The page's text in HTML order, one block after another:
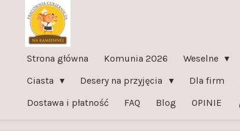
Strona główna Komunia 2026 Weselne
Ciasta
Desery na przyjęcia Dla firm
Dostawa i płatność
FAQ Blog OPINIE